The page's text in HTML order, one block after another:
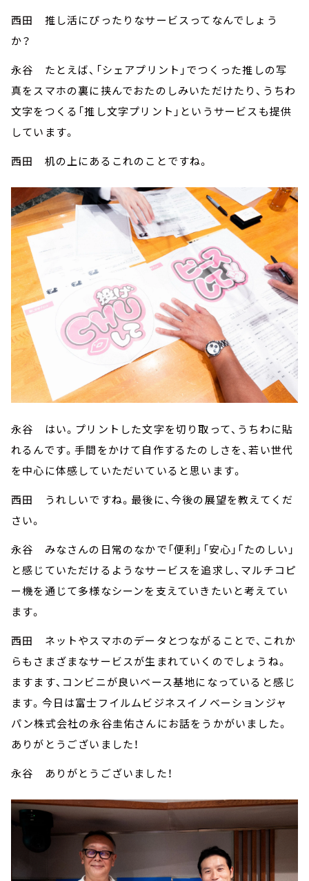
西田 推し活にぴったりなサービスってなんでしょう
か？
永谷 たとえば、「シェアプリント」でつくった推しの写
真をスマホの裏に挟んでおたのしみいただけたり、うちわ
文字をつくる「推し文字プリント」というサービスも提供
しています。
西田 机の上にあるこれのことですね。
永谷 はい。プリントした文字を切り取って、うちわに貼
れるんです。手間をかけて自作するたのしさを、若い世代
を中心に体感していただいていると思います。
西田 うれしいですね。最後に、今後の展望を教えてくだ
さい。
永谷 みなさんの日常のなかで「便利」「安心」「たのしい」
と感じていただけるようなサービスを追求し、マルチコピ
ー機を通じて多様なシーンを支えていきたいと考えてい
ます。
西田 ネットやスマホのデータとつながることで、これか
らもさまざまなサービスが生まれていくのでしょうね。
ますます、コンビニが良いベース基地になっていると感じ
ます。今日は富士フイルムビジネスイノベーションジャ
パン株式会社の永谷圭佑さんにお話をうかがいました。
ありがとうございました！
永谷 ありがとうございました！